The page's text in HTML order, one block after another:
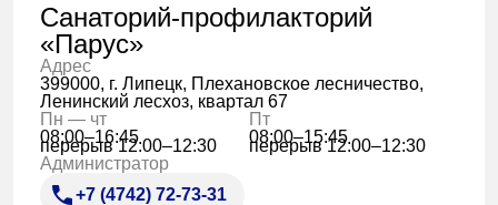
Санаторий-профилакторий
«Парус»
Адрес
399000, г. Липецк, Плехановское лесничество,
Ленинский лесхоз, квартал 67
Пн — чт
08:00–16:45
перерыв 12:00–12:30
Пт
08:00–15:45
перерыв 12:00–12:30
Администратор
+7 (4742) 72-73-31